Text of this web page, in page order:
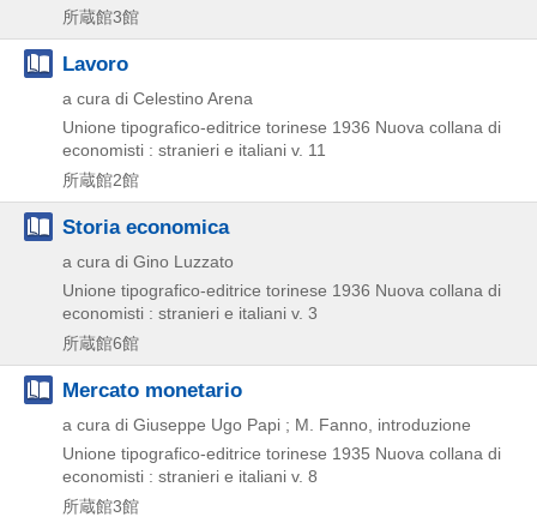
所蔵館3館
Lavoro
a cura di Celestino Arena
Unione tipografico-editrice torinese 1936 Nuova collana di
economisti : stranieri e italiani v. 11
所蔵館2館
Storia economica
a cura di Gino Luzzato
Unione tipografico-editrice torinese 1936 Nuova collana di
economisti : stranieri e italiani v. 3
所蔵館6館
Mercato monetario
a cura di Giuseppe Ugo Papi ; M. Fanno, introduzione
Unione tipografico-editrice torinese 1935 Nuova collana di
economisti : stranieri e italiani v. 8
所蔵館3館